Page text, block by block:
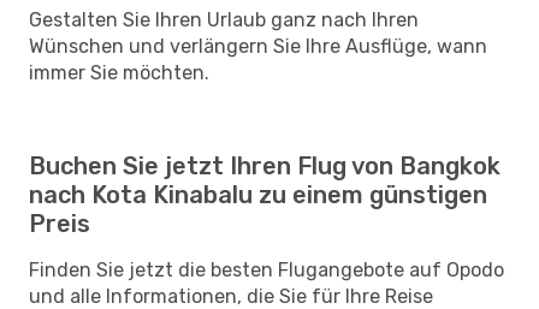
Gestalten Sie Ihren Urlaub ganz nach Ihren
Wünschen und verlängern Sie Ihre Ausflüge, wann
immer Sie möchten.
Buchen Sie jetzt Ihren Flug von Bangkok
nach Kota Kinabalu zu einem günstigen
Preis
Finden Sie jetzt die besten Flugangebote auf Opodo
und alle Informationen, die Sie für Ihre Reise